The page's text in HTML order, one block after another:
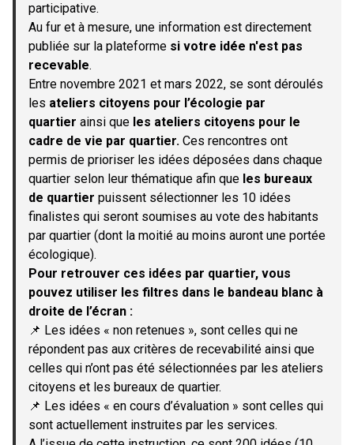
participative.
Au fur et à mesure, une information est directement
publiée sur la plateforme si votre idée n'est pas
recevable.
Entre novembre 2021 et mars 2022, se sont déroulés
les ateliers citoyens pour l’écologie par
quartier ainsi que les ateliers citoyens pour le
cadre de vie par quartier. Ces rencontres ont
permis de prioriser les idées déposées dans chaque
quartier selon leur thématique afin que les bureaux
de quartier puissent sélectionner les 10 idées
finalistes qui seront soumises au vote des habitants
par quartier (dont la moitié au moins auront une portée
écologique).
Pour retrouver ces idées par quartier, vous
pouvez utiliser les filtres dans le bandeau blanc à
droite de l’écran :
📌 Les idées « non retenues », sont celles qui ne
répondent pas aux critères de recevabilité ainsi que
celles qui n’ont pas été sélectionnées par les ateliers
citoyens et les bureaux de quartier.
📌 Les idées « en cours d’évaluation » sont celles qui
sont actuellement instruites par les services.